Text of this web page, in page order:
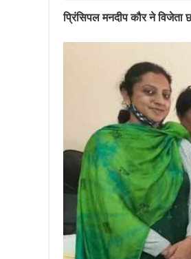
प्रिंसिपल मनदीप कौर ने विजेता